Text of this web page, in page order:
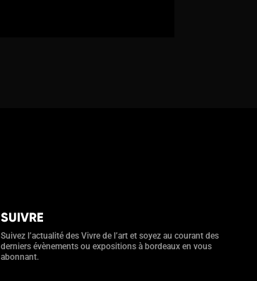
SUIVRE
Suivez l’actualité des Vivre de l’art et soyez au courant des
derniers évènements ou expositions à bordeaux en vous
abonnant.